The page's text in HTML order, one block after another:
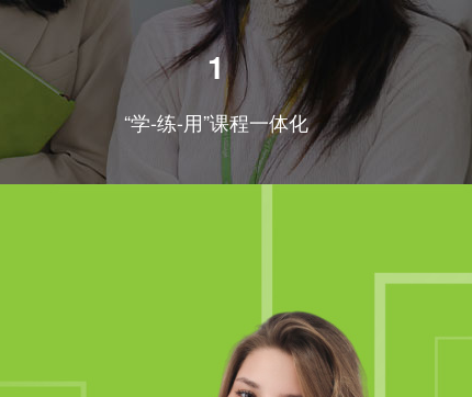
1
“学-练-用”课程一体化